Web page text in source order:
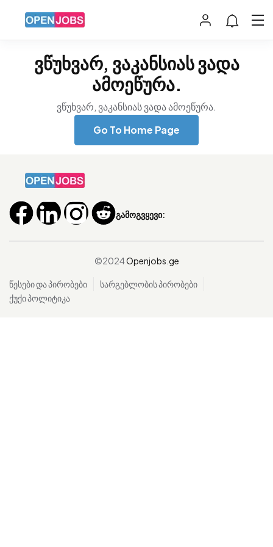
ვწუხვარ, ვაკანსიას ვადა
ამოეწურა.
ვწუხვარ, ვაკანსიას ვადა ამოეწურა.
Go To Home Page
გამოგვყევი:
©2024Openjobs.ge
წესები და პირობები
სარგებლობის პირობები
ქუქი პოლიტიკა